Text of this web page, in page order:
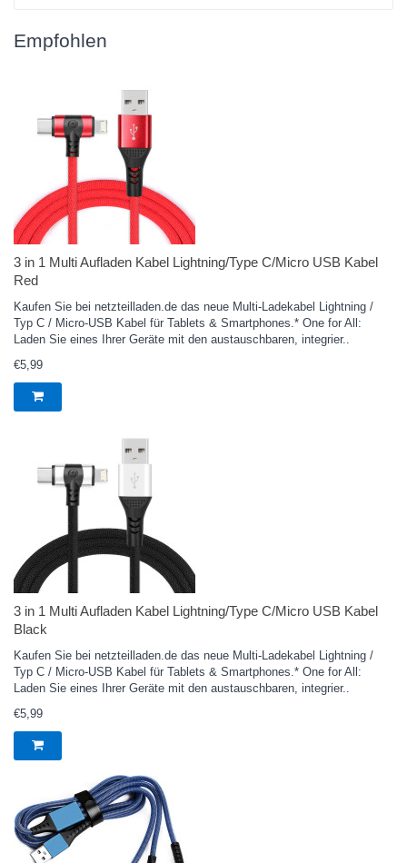
Empfohlen
3 in 1 Multi Aufladen Kabel Lightning/Type C/Micro USB Kabel
Red
Kaufen Sie bei netzteilladen.de das neue Multi-Ladekabel Lightning /
Typ C / Micro-USB Kabel für Tablets & Smartphones.* One for All:
Laden Sie eines Ihrer Geräte mit den austauschbaren, integrier..
€5,99
3 in 1 Multi Aufladen Kabel Lightning/Type C/Micro USB Kabel
Black
Kaufen Sie bei netzteilladen.de das neue Multi-Ladekabel Lightning /
Typ C / Micro-USB Kabel für Tablets & Smartphones.* One for All:
Laden Sie eines Ihrer Geräte mit den austauschbaren, integrier..
€5,99